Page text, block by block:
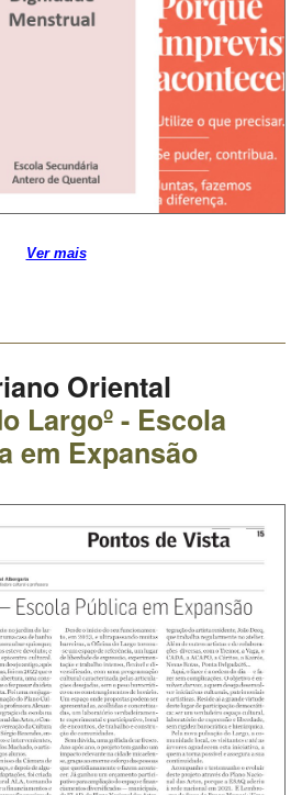
Ver mais
Oriental
Largoº - Escola
em Expansão